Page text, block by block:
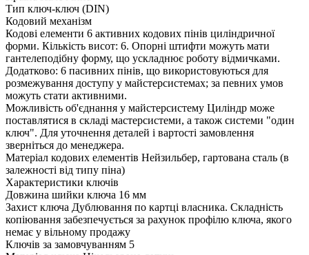
Тип ключ-ключ (DIN)
Кодовий механізм
Кодові елементи 6 активних кодових пінів циліндричної
форми. Кількість висот: 6. Опорні штифти можуть мати
гантелеподібну форму, що ускладнює роботу відмичками.
Додатково: 6 пасивних пінів, що використовуються для
розмежування доступу у майстерсистемах; за певних умов
можуть стати активними.
Можливість об'єднання у майстерсистему Циліндр може
поставлятися в складі мастерсистеми, а також системи "один
ключ". Для уточнення деталей і вартості замовлення
зверніться до менеджера.
Матеріал кодових елементів Нейзильбер, гартована сталь (в
залежності від типу піна)
Характеристики ключів
Довжина шийки ключа 16 мм
Захист ключа Дублювання по картці власника. Складність
копіювання забезпечується за рахунок профілю ключа, якого
немає у вільному продажу
Ключів за замовчуванням 5